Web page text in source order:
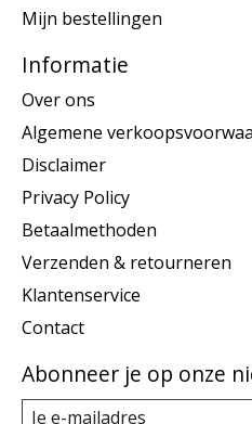
Mijn bestellingen
Informatie
Over ons
Algemene
Disclaimer
Privacy Policy
Betaalmethoden
Verzenden & retourneren
Klantenservice
Contact
Abonneer je op onze